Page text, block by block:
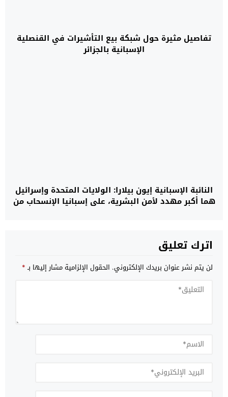
تفاصيل مثيرة حول شبكة بيع التأشيرات في القنصلية
الإسبانية بالجزائر
النائبة الإسبانية إيون بيلارا: الولايات المتحدة وإسرائيل
هما أكبر مهدد لأمن البشرية، على إسبانيا الإنسحاب من
اترك تعليق
لن يتم نشر عنوان بريدك الإلكتروني. الحقول الإلزامية مشار إليها بـ*